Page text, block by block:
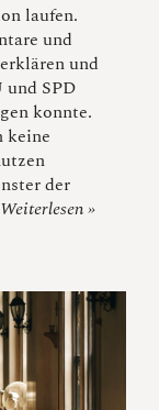
laufen.
und
und
und SPD
konnte.
keine
der
Weiterlesen »